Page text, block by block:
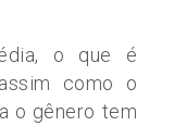
o que é
como o
o gênero tem